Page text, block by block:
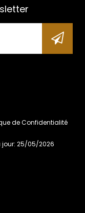
de Confidentialité
jour: 25/05/2026